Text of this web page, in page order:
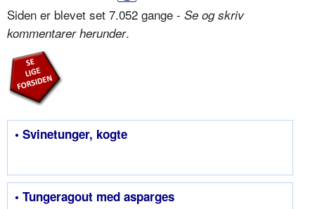
Siden er blevet set 7.052 gange - Se og skriv
kommentarer herunder.
• Svinetunger, kogte
• Tungeragout med asparges